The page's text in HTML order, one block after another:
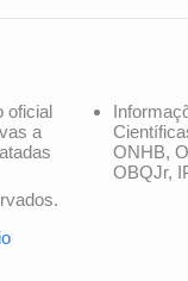
oficial
a
ONHB,
OBQJr,